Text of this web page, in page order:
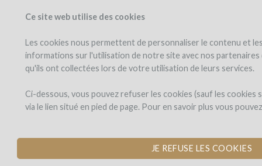
Ce site web utilise des cookies
Les cookies nous permettent de personnaliser le contenu et
informations sur l'utilisation de notre site avec nos partenaires
qu'ils ont collectées lors de votre utilisation de leurs services.
Ci-dessous, vous pouvez refuser les cookies (sauf les
via le lien situé en pied de page. Pour en savoir plus vous
JE REFUSE LES COOKIES
Les
Mille
Domaine Les
FINANCEMENT
par Valérie Guérin - Domaine